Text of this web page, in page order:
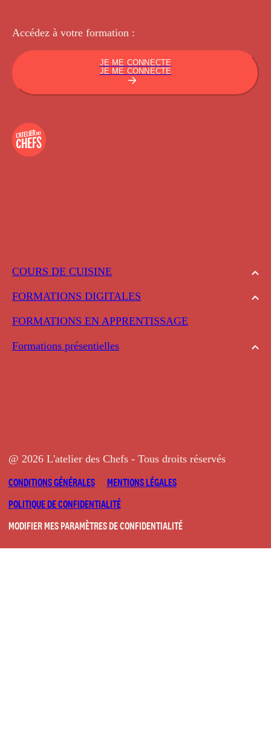
COURS DE CUISINE
FORMATIONS DIGITALES
FORMATIONS EN APPRENTISSAGE
Formations présentielles
Accédez à votre formation :
JE ME CONNECTE
JE ME CONNECTE
@ 2026 L'atelier des Chefs - Tous droits réservés
CONDITIONS GÉNÉRALES
MENTIONS LÉGALES
POLITIQUE DE CONFIDENTIALITÉ
MODIFIER MES PARAMÈTRES DE CONFIDENTIALITÉ